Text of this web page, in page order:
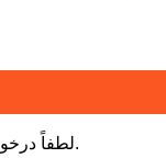
لطفاً درخواست خود را در فرم زیر ارائه دهید. ما ظرف 24 ساعت به شما پاسخ خواهیم داد.